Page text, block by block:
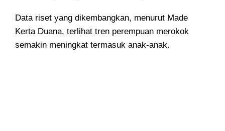
Data riset yang dikembangkan, menurut Made
Kerta Duana, terlihat tren perempuan merokok
semakin meningkat termasuk anak-anak.